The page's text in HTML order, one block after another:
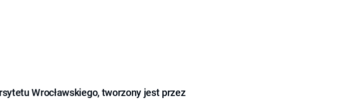
Wrocławskiego, tworzony jest przez